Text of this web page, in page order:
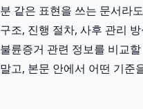
분 같은 표현을 쓰는 문서라
구조, 진행 절차, 사후 관리
불륜증거 관련 정보를 비교
말고, 본문 안에서 어떤 기준